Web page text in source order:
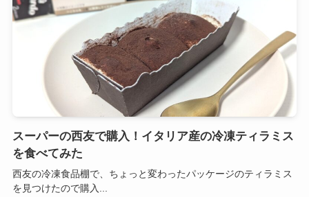
スーパーの西友で購入！イタリア産の冷凍ティラミス
を食べてみた
西友の冷凍食品棚で、ちょっと変わったパッケージのティラミス
を見つけたので購入...